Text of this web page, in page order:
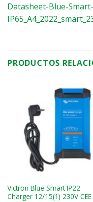
Datasheet-Blue-
PRODUCTOS
Victron Blue Smart IP22
Charger 12/15(1) 230V